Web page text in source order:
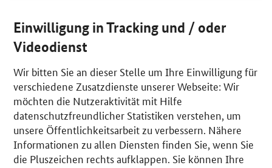
Einwilligung in Tracking und / oder
Videodienst
Wir bitten Sie an dieser Stelle um Ihre Einwilligung für
verschiedene Zusatzdienste unserer Webseite: Wir
möchten die Nutzeraktivität mit Hilfe
datenschutzfreundlicher Statistiken verstehen, um
unsere Öffentlichkeitsarbeit zu verbessern. Nähere
Informationen zu allen Diensten finden Sie, wenn Sie
die Pluszeichen rechts aufklappen. Sie können Ihre